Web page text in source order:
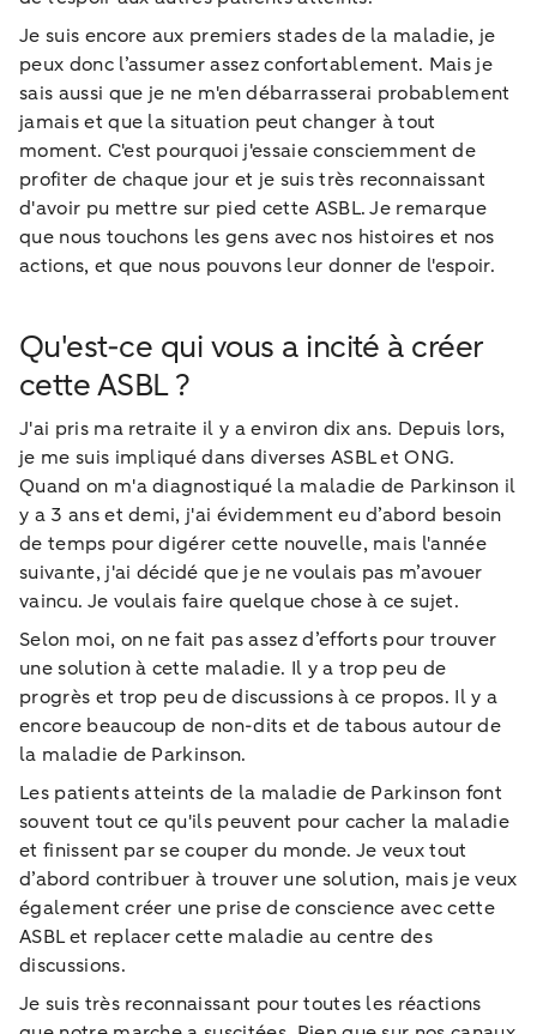
Je suis encore aux premiers stades de la maladie, je
peux donc l’assumer assez confortablement. Mais je
sais aussi que je ne m'en débarrasserai probablement
jamais et que la situation peut changer à tout
moment. C'est pourquoi j'essaie consciemment de
profiter de chaque jour et je suis très reconnaissant
d'avoir pu mettre sur pied cette ASBL. Je remarque
que nous touchons les gens avec nos histoires et nos
actions, et que nous pouvons leur donner de l'espoir.
Qu'est-ce qui vous a incité à créer
cette ASBL ?
J'ai pris ma retraite il y a environ dix ans. Depuis lors,
je me suis impliqué dans diverses ASBL et ONG.
Quand on m'a diagnostiqué la maladie de Parkinson il
y a 3 ans et demi, j'ai évidemment eu d’abord besoin
de temps pour digérer cette nouvelle, mais l'année
suivante, j'ai décidé que je ne voulais pas m’avouer
vaincu. Je voulais faire quelque chose à ce sujet.
Selon moi, on ne fait pas assez d’efforts pour trouver
une solution à cette maladie. Il y a trop peu de
progrès et trop peu de discussions à ce propos. Il y a
encore beaucoup de non-dits et de tabous autour de
la maladie de Parkinson.
Les patients atteints de la maladie de Parkinson font
souvent tout ce qu'ils peuvent pour cacher la maladie
et finissent par se couper du monde. Je veux tout
d’abord contribuer à trouver une solution, mais je veux
également créer une prise de conscience avec cette
ASBL et replacer cette maladie au centre des
discussions.
Je suis très reconnaissant pour toutes les réactions